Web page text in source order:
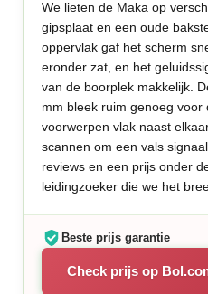
We lieten de Maka op
gipsplaat en een oude
oppervlak gaf het scherm
eronder zat, en het
van de boorplek makkelijk.
mm bleek ruim genoeg voor
voorwerpen vlak naast
scannen om een vals
reviews en een prijs onder
leidingzoeker die we het
Beste prijs garantie
Check prijs op